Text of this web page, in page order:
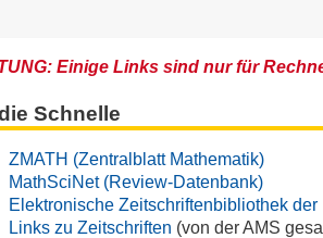
Einige Links sind nur für
Schnelle
ZMATH (Zentralblatt Mathematik)
MathSciNet (Review-Datenbank)
Elektronische Zeitschriftenbibliothek der
Links zu Zeitschriften (von der AMS